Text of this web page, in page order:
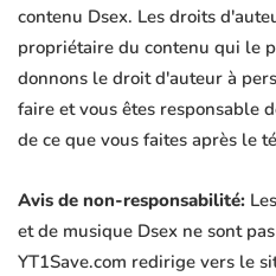
contenu Dsex. Les droits
propriétaire du contenu qui le
donnons le droit d'auteur à
faire et vous êtes responsable
de ce que vous faites après le
Avis de non-responsabilité:
et de musique Dsex ne sont
YT1Save.com redirige vers le